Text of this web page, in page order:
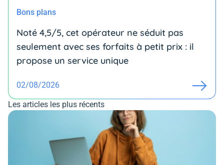
Bons plans
Noté 4,5/5, cet opérateur ne séduit pas
seulement avec ses forfaits à petit prix : il
propose un service unique
02/08/2026
Les articles les plus récents